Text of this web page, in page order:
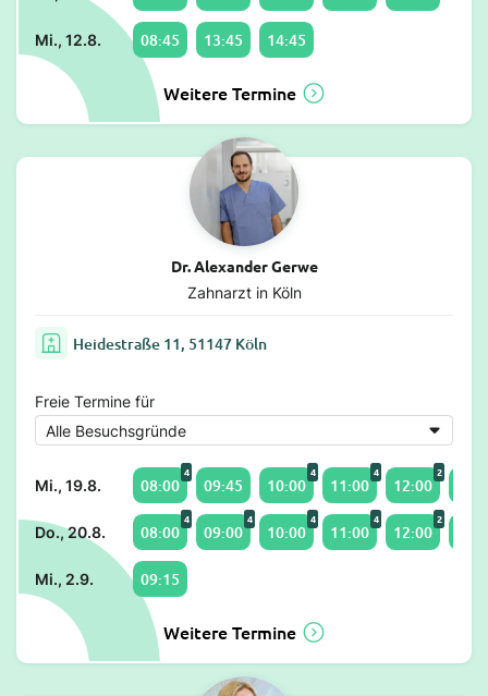
Mi., 12.8. 08:45 13:45 14:45
Weitere Termine
Dr. Alexander Gerwe
Zahnarzt in Köln
Heidestraße 11, 51147 Köln
Freie Termine für
Mi., 19.8. 08:00
4
09:45 10:00
4
11:00
4
12:00
2
Do., 20.8. 08:00
4
09:00
4
10:00
4
11:00
4
12:00
2
Mi., 2.9. 09:15
Weitere Termine